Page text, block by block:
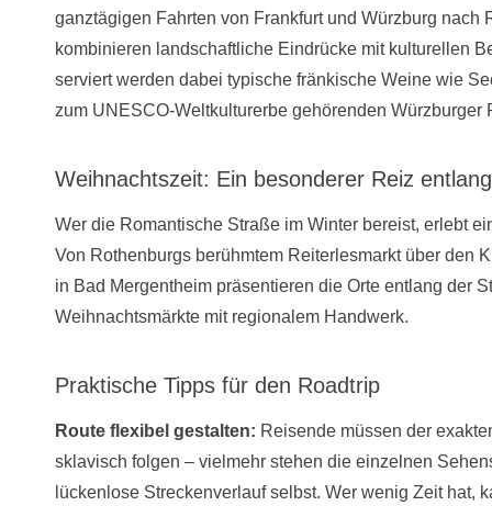
ganztägigen Fahrten von Frankfurt und Würzburg nach
kombinieren landschaftliche Eindrücke mit kulturellen
serviert werden dabei typische fränkische Weine wie
zum UNESCO-Weltkulturerbe gehörenden
Weihnachtszeit: Ein besonderer Reiz
Wer die Romantische Straße im Winter bereist, erlebt
Von Rothenburgs berühmtem Reiterlesmarkt über den
in Bad Mergentheim präsentieren die Orte entlang der
Weihnachtsmärkte mit regionalem Handwerk.
Praktische Tipps für den Roadtrip
Route flexibel gestalten: Reisende müssen der
sklavisch folgen – vielmehr stehen die einzelnen
lückenlose Streckenverlauf selbst. Wer wenig Zeit hat,